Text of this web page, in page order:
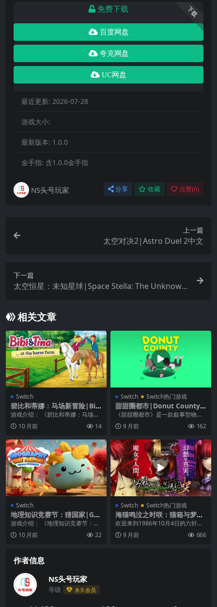
下载
免费下载
百度网盘
夸克网盘
UC网盘
最近更新: 2026-07-28
游戏大小:
最新版本: 1.0.0
金手指: 含1.0.0金手指
NS头号玩家 分享 收藏 点赞(0)
上一篇
太空对决2|Astro Duel 2中文
下一篇
太空恒星：未知星球|Space Stella: The Unknown
相关文章
Switch
碧比和蒂娜：马场新冒险|Bibi
& Tina: New Adventures wi
游戏介绍： 《碧比和蒂娜：马场新
冒险》一场猛烈的风暴袭击了马丁
斯霍夫附近的地区。...
10 月前 14
Switch Switch热门游戏
甜甜圈都市|Donut County
中文
《甜甜圈都市》是一款叙事型物理
解谜游戏。在游戏中，玩家将扮演
地上一个不断变大的地...
9 月前 162
Switch
地理知识竞赛节：猜国家|Ge
ography Quiz Festival: Gue
游戏介绍： 《地理知识竞赛节：猜
国家》欢迎来到地理测验节：猜国
家！通过回答您一路...
10 月前 22
Switch Switch热门游戏
海猫鸣泣之时咲：猫箱与梦想
的交响曲|うみねこのなく頃
欢迎来到1986年10月4日的六轩岛
您可以窥见右代宫家一年一度召开
的亲属会议。...
9 月前 666
作者信息
NS头号玩家
等级 永久会员